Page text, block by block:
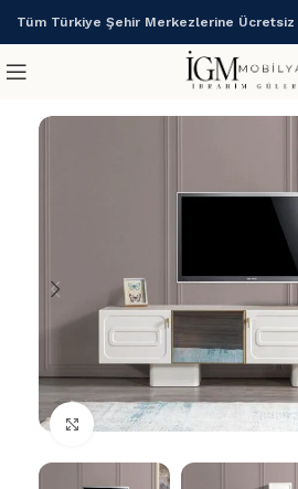
Tüm Türkiye Şehir Merkezlerine
Büyütmek için tıklayın